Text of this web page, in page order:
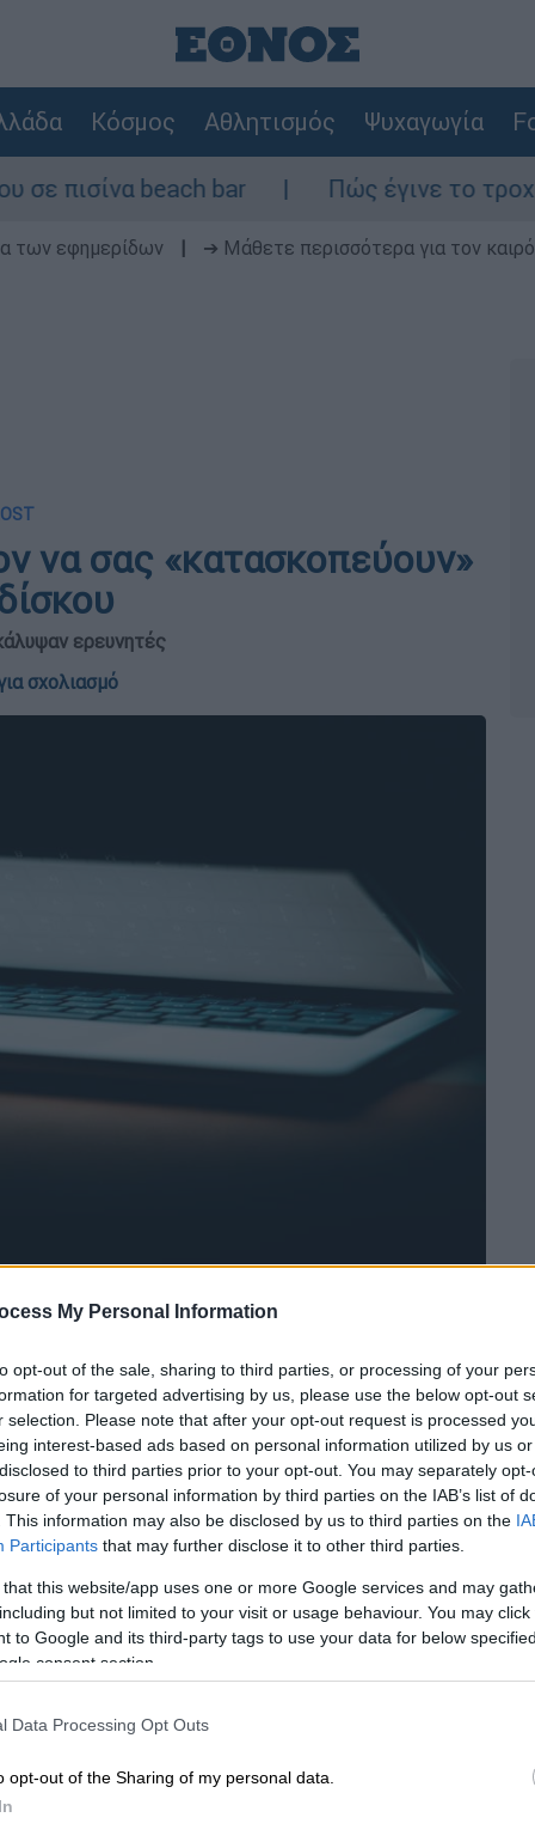
My Personal Information
opt-out of the sale, sharing to third parties, or processing of your
for targeted advertising by us, please use the below opt-out
selection. Please note that after your opt-out request is processed
interest-based ads based on personal information utilized by us
to third parties prior to your opt-out. You may separately
of your personal information by third parties on the IAB’s list of
This information may also be disclosed by us to third parties on the
Participants that may further disclose it to other third parties.
that this website/app uses one or more Google services and may
but not limited to your visit or usage behaviour. You may
to Google and its third-party tags to use your data for below
consent section.
Data Processing Opt Outs
opt-out of the Sharing of my personal data.
Κόσμος Αθλητισμός Ψυχαγωγία
beach bar Πώς έγινε το τροχαίο στη
των εφημερίδων ➔ Μάθετε περισσότερα για τον
να σας «κατασκοπεύουν»
ερευνητές
σχολιασμό
το ΕΘΝΟΣ στη Google
να αποκάλυψανερευνητέςπου βρήκαν
πληροφορίεςγια τη δραστηριότητα
του.
remotely using OPFS-based
να εντοπίζουν ποιες άλλες σελίδες έχει
browsers — αλλά και ποιες
Το launching του «Necrophosis:
projects του Άρη Δραγώνη